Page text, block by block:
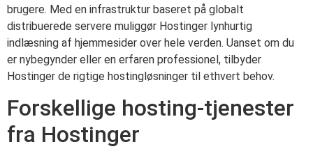
brugere. Med en infrastruktur baseret på globalt
distribuerede servere muliggør Hostinger lynhurtig
indlæsning af hjemmesider over hele verden. Uanset om du
er nybegynder eller en erfaren professionel, tilbyder
Hostinger de rigtige hostingløsninger til ethvert behov.
Forskellige hosting-tjenester
fra Hostinger